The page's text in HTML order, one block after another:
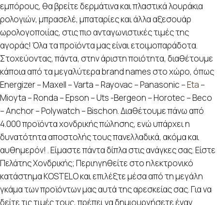
εμπόρους, θα βρείτε δερμάτινα και πλαστικά λουράκια
ρολογιών, μπρασελέ, μπαταρίες και άλλα αξεσουάρ
ωρολογοποιίας, στις πιο ανταγωνιστικές τιμές της
αγοράς! Όλα τα προϊόντα μας είναι ετοιμοπαράδοτα.
Στοχεύοντας, πάντα, στην άριστη ποιότητα, διαθέτουμε
κάποια από τα μεγαλύτερα brand names στο χώρο, όπως
Energizer – Maxell – Varta – Rayovac – Panasonic –Eta –
Mioyta – Ronda – Epson – Uts -Bergeon – Horotec – Beco
– Anchor – Polywatch – Bischon. Διαθέτουμε πάνω από
4.000 προϊόντα χονδρικής πώλησης, ενώ υπάρχει η
δυνατότητα αποστολής τους πανελλαδικά, ακόμα και
αυθημερόν! . Είμαστε πάντα δίπλα στις ανάγκες σας. Είστε
Πελάτης Χονδρικής; Περιηγηθείτε στο ηλεκτρονικό
κατάστημα KOSTELO και επιλέξτε μέσα από τη μεγάλη
γκάμα των προϊόντων μας αυτά της αρεσκείας σας. Για να
δείτε τις τιμές τους, πρέπει να δημιουργήσετε έναν